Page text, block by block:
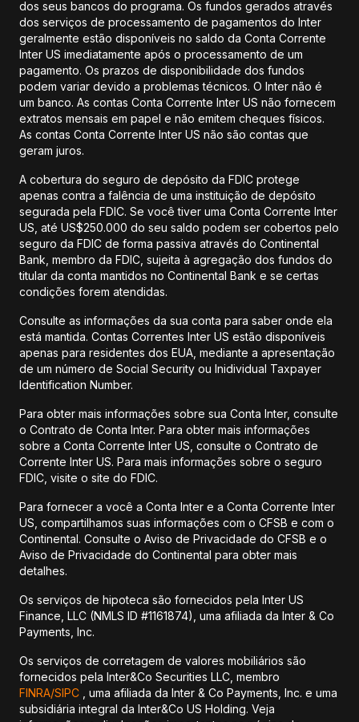
dos seus bancos do programa. Os fundos gerados através
dos serviços de processamento de pagamentos do Inter
geralmente estão disponíveis no saldo da Conta Corrente
Inter US imediatamente após o processamento de um
pagamento. Os prazos de disponibilidade dos fundos
podem variar devido a problemas técnicos. O Inter não é
um banco. As contas Conta Corrente Inter US não fornecem
extratos mensais em papel e não emitem cheques físicos.
As contas Conta Corrente Inter US não são contas que
geram juros.
A cobertura do seguro de depósito da FDIC protege
apenas contra a falência de uma instituição de depósito
segurada pela FDIC. Se você tiver uma Conta Corrente Inter
US, até US$250.000 do seu saldo podem ser cobertos pelo
seguro da FDIC de forma passiva através do Continental
Bank, membro da FDIC, sujeita à agregação dos fundos do
titular da conta mantidos no Continental Bank e se certas
condições forem atendidas.
Consulte as informações da sua conta para saber onde ela
está mantida. Contas Correntes Inter US estão disponíveis
apenas para residentes dos EUA, mediante a apresentação
de um número de Social Security ou Inidividual Taxpayer
Identification Number.
Para obter mais informações sobre sua Conta Inter, consulte
o Contrato de Conta Inter. Para obter mais informações
sobre a Conta Corrente Inter US, consulte o Contrato de
Corrente Inter US. Para mais informações sobre o seguro
FDIC, visite o site do FDIC.
Para fornecer a você a Conta Inter e a Conta Corrente Inter
US, compartilhamos suas informações com o CFSB e com o
Continental. Consulte o Aviso de Privacidade do CFSB e o
Aviso de Privacidade do Continental para obter mais
detalhes.
Os serviços de hipoteca são fornecidos pela Inter US
Finance, LLC (NMLS ID #1161874), uma afiliada da Inter & Co
Payments, Inc.
Os serviços de corretagem de valores mobiliários são
fornecidos pela Inter&Co Securities LLC, membro
FINRA/SIPC , uma afiliada da Inter & Co Payments, Inc. e uma
subsidiária integral da Inter&Co US Holding. Veja